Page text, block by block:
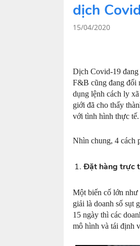
software
management
dịch
15/04/2020
Dịch Covid-19
F&B cũng đang đối
dụng lệnh cách ly
giới đã cho thấy
với tình hình thực tế.
Nhìn chung, 4 cách
Đặt hàng trực
Một biến cố lớn như
giải là doanh số sụt
15 ngày thì các
mô hình và tái định